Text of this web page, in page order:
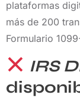
plataformas
más de 200
Formulario
IRS